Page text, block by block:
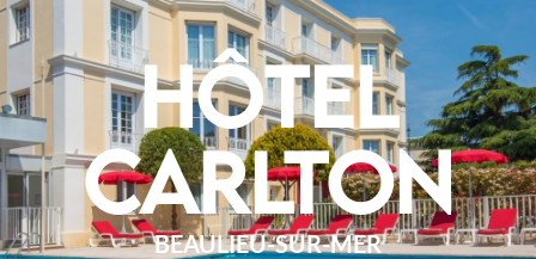
Hôtel
Carlton
BEAULIEU-SUR-MER